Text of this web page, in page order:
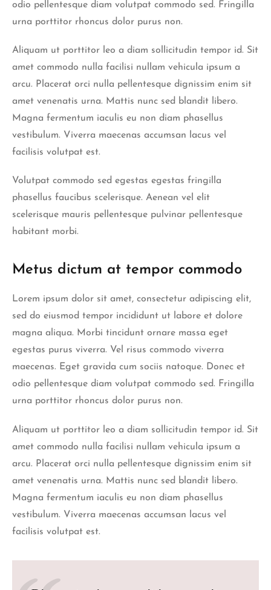
odio pellentesque diam volutpat commodo sed. Fringilla
urna porttitor rhoncus dolor purus non.
Aliquam ut porttitor leo a diam sollicitudin tempor id. Sit
amet commodo nulla facilisi nullam vehicula ipsum a
arcu. Placerat orci nulla pellentesque dignissim enim sit
amet venenatis urna. Mattis nunc sed blandit libero.
Magna fermentum iaculis eu non diam phasellus
vestibulum. Viverra maecenas accumsan lacus vel
facilisis volutpat est.
Volutpat commodo sed egestas egestas fringilla
phasellus faucibus scelerisque. Aenean vel elit
scelerisque mauris pellentesque pulvinar pellentesque
habitant morbi.
Metus dictum at tempor commodo
Lorem ipsum dolor sit amet, consectetur adipiscing elit,
sed do eiusmod tempor incididunt ut labore et dolore
magna aliqua. Morbi tincidunt ornare massa eget
egestas purus viverra. Vel risus commodo viverra
maecenas. Eget gravida cum sociis natoque. Donec et
odio pellentesque diam volutpat commodo sed. Fringilla
urna porttitor rhoncus dolor purus non.
Aliquam ut porttitor leo a diam sollicitudin tempor id. Sit
amet commodo nulla facilisi nullam vehicula ipsum a
arcu. Placerat orci nulla pellentesque dignissim enim sit
amet venenatis urna. Mattis nunc sed blandit libero.
Magna fermentum iaculis eu non diam phasellus
vestibulum. Viverra maecenas accumsan lacus vel
facilisis volutpat est.